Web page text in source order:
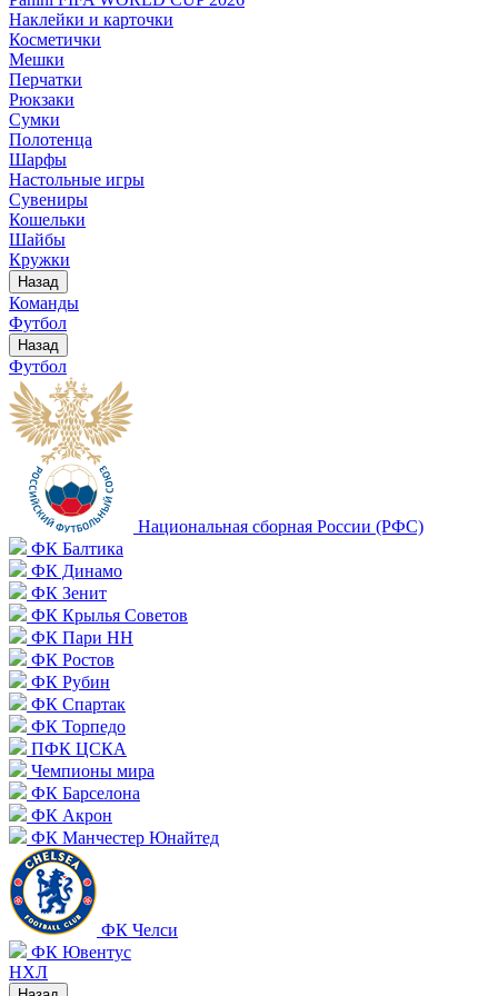
Наклейки и карточки
Косметички
Мешки
Перчатки
Рюкзаки
Сумки
Полотенца
Шарфы
Настольные игры
Сувениры
Кошельки
Шайбы
Кружки
Назад
Команды
Футбол
Назад
Футбол
Национальная сборная России (РФС)
ФК Балтика
ФК Динамо
ФК Зенит
ФК Крылья Советов
ФК Пари НН
ФК Ростов
ФК Рубин
ФК Спартак
ФК Торпедо
ПФК ЦСКА
Чемпионы мира
ФК Барселона
ФК Акрон
ФК Манчестер Юнайтед
ФК Челси
ФК Ювентус
НХЛ